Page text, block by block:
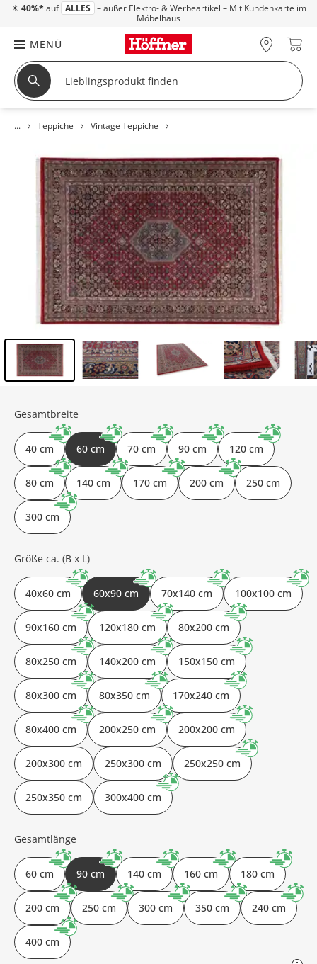
☀ 40%* auf ALLES – außer Elektro- & Werbeartikel – Mit Kundenkarte im
Möbelhaus
MENÜ
Teppiche Vintage Teppiche
Gesamtbreite
40 cm 60 cm 70 cm 90 cm 120 cm
80 cm 140 cm 170 cm 200 cm 250 cm
300 cm
Größe ca. (B x L)
40x60 cm 60x90 cm 70x140 cm 100x100 cm
90x160 cm 120x180 cm 80x200 cm
80x250 cm 140x200 cm 150x150 cm
80x300 cm 80x350 cm 170x240 cm
80x400 cm 200x250 cm 200x200 cm
200x300 cm 250x300 cm 250x250 cm
250x350 cm 300x400 cm
Gesamtlänge
60 cm 90 cm 140 cm 160 cm 180 cm
200 cm 250 cm 300 cm 350 cm 240 cm
400 cm